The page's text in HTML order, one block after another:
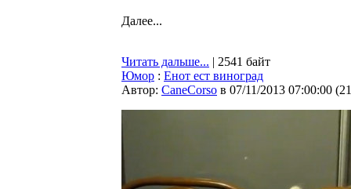
Далее...
Читать дальше... | 2541 байт
Юмор : Енот ест виноград
Автор: CaneCorso в 07/11/2013 07:00:00 (